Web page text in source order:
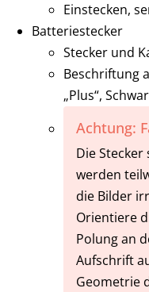
Einstecken,
Batteriestecker
Stecker und
Beschriftung
„Plus“,
Achtung:
Die
werden
die Bilder
Orientiere
Polung an
Aufschrift
Geometrie